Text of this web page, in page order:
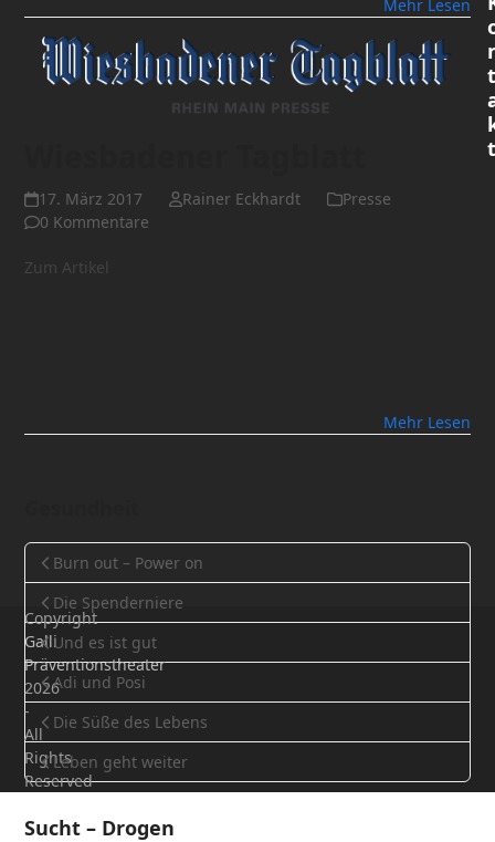
Mehr Lesen
17. März 2017 Rainer Eckhardt
Presse
0 Kommentare
Zum Artikel
Mehr Lesen
Burn out – Power on
Die Spenderniere
Und es ist gut
Adi und Posi
Die Süße des Lebens
Leben geht weiter
Sucht – Drogen
t
t
Copyright
Galli
Präventionstheater
2026
-
All
Rights
Reserved